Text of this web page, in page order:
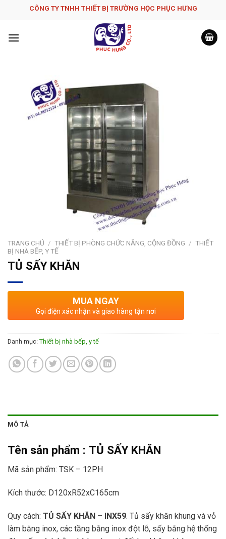
CÔNG TY TNHH THIẾT BỊ TRƯỜNG HỌC PHỤC H­ƯNG
TRANG CHỦ / THIẾT BỊ PHÒNG CHỨC NĂNG, CỘNG ĐỒNG / THIẾT
BỊ NHÀ BẾP, Y TẾ
TỦ SẤY KHĂN
MUA NGAY
Gọi điện xác nhận và giao hàng tận nơi
Danh mục: Thiết bị nhà bếp, y tế
MÔ TẢ
Tên sản phẩm : TỦ SẤY KHĂN
Mã sản phẩm: TSK – 12PH
Kích thước: D120xR52xC165cm
Quy cách: TỦ SẤY KHĂN – INX59. Tủ sấy khăn khung và vỏ
làm bằng inox, các tầng bằng inox đột lỗ, sấy bằng hệ thống